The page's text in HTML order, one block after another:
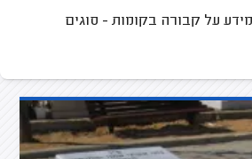
על קבורה בקומות - סוגים